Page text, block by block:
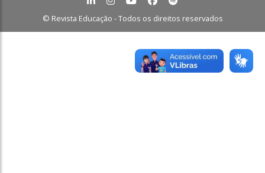
© Revista Educação - Todos os direitos reservados